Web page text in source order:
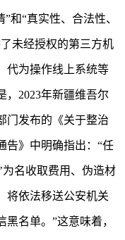
和“真实性、合法性、
未经授权的第三方机
代为操作线上系统等
，2023年新疆维吾尔
门发布的《关于整治
告》中明确指出：“任
为名收取费用、伪造材
将依法移送公安机关
名单。”这意味着，